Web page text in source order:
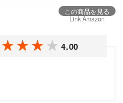
この商品を見る
Link Amazon
4.00